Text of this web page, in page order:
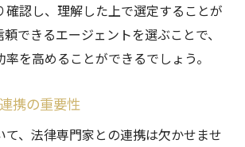
確認し、理解した上で選定することが
できるエージェントを選ぶことで、
を高めることができるでしょう。
携の重要性
て、法律専門家との連携は欠かせませ